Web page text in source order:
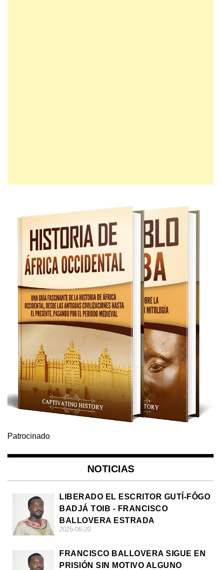
Patrocinado
NOTICIAS
LIBERADO EL ESCRITOR GUTÍ-FÔGO
BADJÁ TOIB - FRANCISCO
BALLOVERA ESTRADA
2025-06-20
FRANCISCO BALLOVERA SIGUE EN
PRISIÓN SIN MOTIVO ALGUNO